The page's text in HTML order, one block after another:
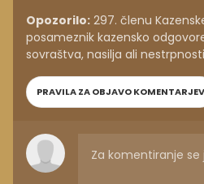
Opozorilo: 297. členu
posameznik kazensko
sovraštva, nasilja ali
PRAVILA ZA OBJAVO KOMENTARJEV